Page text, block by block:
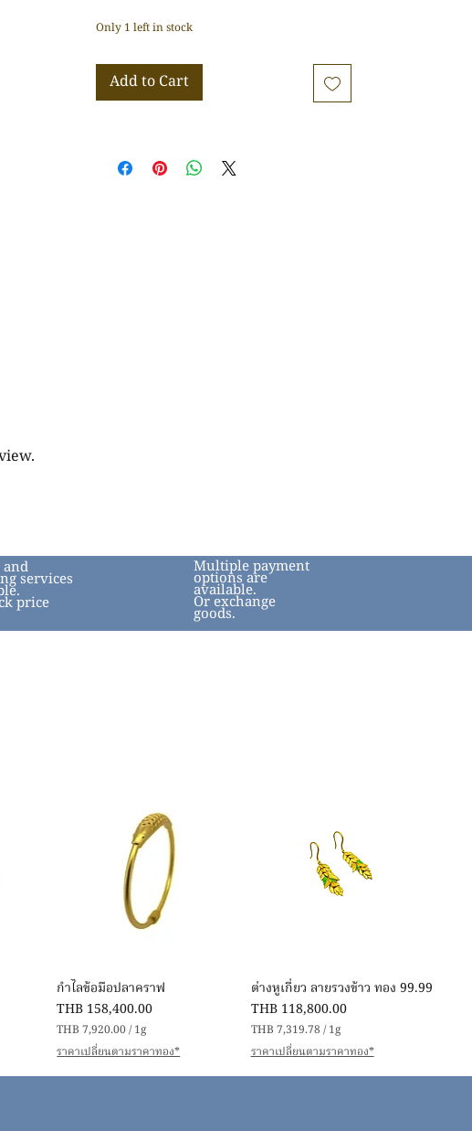
Only 1 left in stock
Add to Cart
services
price
Multiple payment
options are
available.
Or exchange
goods.
Quick View
กำไลข้อมือปลาคราฟ
Price
THB 158,400.00
THB 7,920.00/1g
T
H
B
ราคาเปลี่ยนตามราคาทอง*
Quick View
ต่างหูเกี่ยว ลายรวงข้าว ทอง 99.99
Price
THB 118,800.00
THB 7,319.78 /1g
T
H
B
ราคาเปลี่ยนตามราคาทอง*